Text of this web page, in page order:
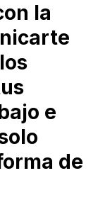
la
e
de